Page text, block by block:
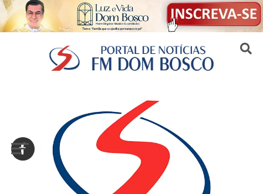
Sair da versão mobile